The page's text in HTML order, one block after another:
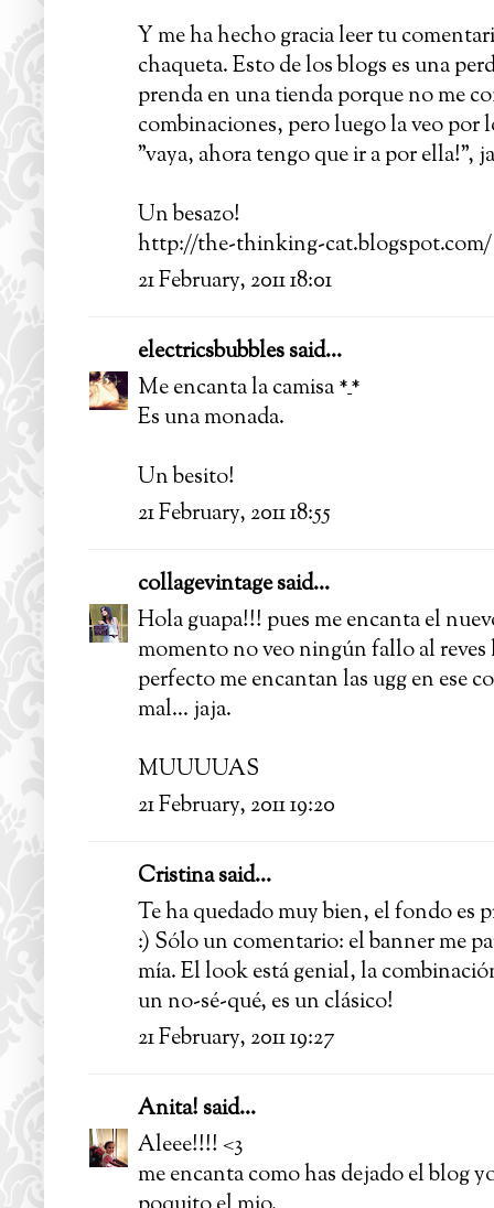
Y me ha hecho gracia leer tu
chaqueta. Esto de los blogs es una
prenda en una tienda porque no me
combinaciones, pero luego la veo por
"vaya, ahora tengo que ir a por ella!",
Un besazo!
http://the-thinking-cat.blogspot.com/
21 February, 2011 18:01
electricsbubblessaid...
Me encanta la camisa *_*
Es una monada.
Un besito!
21 February, 2011 18:55
collagevintagesaid...
Hola guapa!!! pues me encanta el
momento no veo ningún fallo al
perfecto me encantan las ugg en ese
mal... jaja.
MUUUUAS
21 February, 2011 19:20
Cristina said...
Te ha quedado muy bien, el fondo es
:) Sólo un comentario: el banner me
mía. El look está genial, la
un no-sé-qué, es un clásico!
21 February, 2011 19:27
Anita! said...
Aleee!!!! <3
me encanta como has dejado el blog